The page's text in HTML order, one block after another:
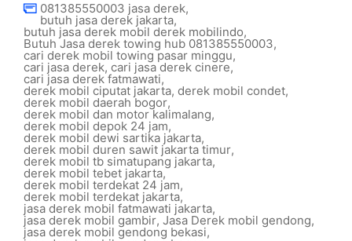
081385550003 jasa derek,
butuh jasa derek jakarta,
butuh jasa derek mobil derek mobilindo,
Butuh Jasa derek towing hub 081385550003,
cari derek mobil towing pasar minggu,
cari jasa derek, cari jasa derek cinere,
cari jasa derek fatmawati,
derek mobil ciputat jakarta, derek mobil condet,
derek mobil daerah bogor,
derek mobil dan motor kalimalang,
derek mobil depok 24 jam,
derek mobil dewi sartika jakarta,
derek mobil duren sawit jakarta timur,
derek mobil tb simatupang jakarta,
derek mobil tebet jakarta,
derek mobil terdekat 24 jam,
derek mobil terdekat jakarta,
jasa derek mobil fatmawati jakarta,
jasa derek mobil gambir, Jasa Derek mobil gendong,
jasa derek mobil gendong bekasi,